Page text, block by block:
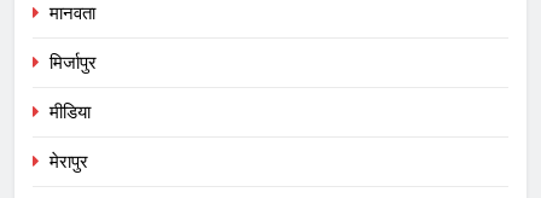
मानवता
मिर्जापुर
मीडिया
मेरापुर